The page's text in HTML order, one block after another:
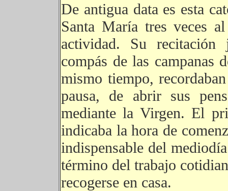
De antigua data es esta
Santa María tres veces
actividad. Su
compás de las campanas
mismo tiempo,
pausa, de abrir sus
mediante la Virgen. El
indicaba la hora de
indispensable del
término del trabajo
recogerse en casa.